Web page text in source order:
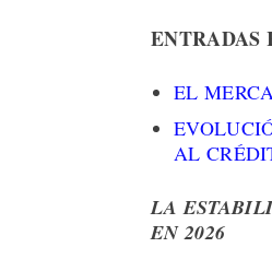
ENTRADAS
EL
AL
LA
EN 2026